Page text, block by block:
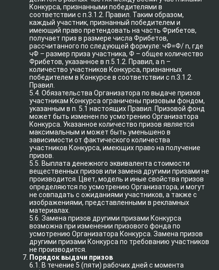
Конкурса, признанными победителями в
соответствии с п.3.1.2. Правил. Таким образом,
каждый участник, признанный победителем и
имеющий право претендовать на часть Фрибетов,
получает приз в размере числа Фрибетов,
рассчитанного по следующей формуле: чФ=Ф/ n, где
чФ – размер приза участника, Ф – общее количество
Фрибетов, указанное в п.5.1.2. Правил, а n –
количество участников Конкурса, признанных
победителем в Конкурсе в соответствии с п.3.1.2.
Правил.
5.4. Обязательства Организатора по выдаче призов
участникам Конкурса ограничены призовым фондом,
указанным в п. 5.1 настоящих Правил. Призовой фонд
может быть изменен по усмотрению Организатора
Конкурса. Указанное количество призов является
максимальным и может быть уменьшено в
зависимости от фактического количества
участников Конкурса, имеющих право на получение
призов.
5.5. Выплата денежного эквивалента стоимости
вещественных призов или замена другими призами не
производится. Цвет, модель и иные свойства призов
определяются по усмотрению Организатора, и могут
не совпадать с ожиданиями участников, а также с
изображениями, представленными в рекламных
материалах.
5.6. Замена призов другими призами Конкурса
возможна при изменении призового фонда по
усмотрению Организатора Конкурса. Замена призов
другими призами Конкурса по требованию участников
не производится.
Порядок выдачи призов
6.1. В течение 5 (пяти) рабочих дней с момента